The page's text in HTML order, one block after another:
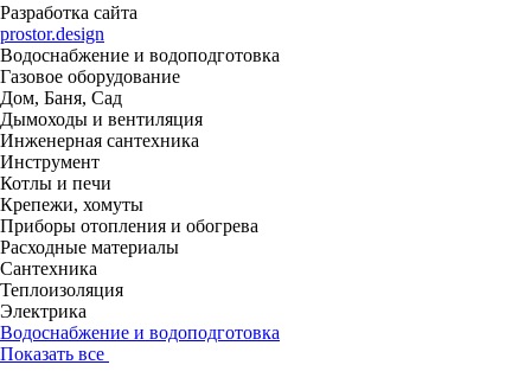
Разработка сайта
prostor.design
Водоснабжение и водоподготовка
Газовое оборудование
Дом, Баня, Сад
Дымоходы и вентиляция
Инженерная сантехника
Инструмент
Котлы и печи
Крепежи, хомуты
Приборы отопления и обогрева
Расходные материалы
Сантехника
Теплоизоляция
Электрика
Водоснабжение и водоподготовка
Показать все